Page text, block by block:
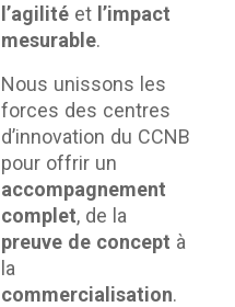
l’agilité et l’impact
mesurable.
Nous unissons les
forces des centres
d’innovation du CCNB
pour offrir un
accompagnement
complet, de la
preuve de concept à
la
commercialisation.